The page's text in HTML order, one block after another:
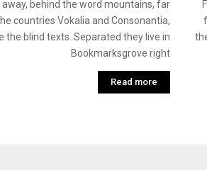
away, behind the word mountains, far
countries Vokalia and Consonantia,
the blind texts. Separated they live in
Bookmarksgrove right
Read more